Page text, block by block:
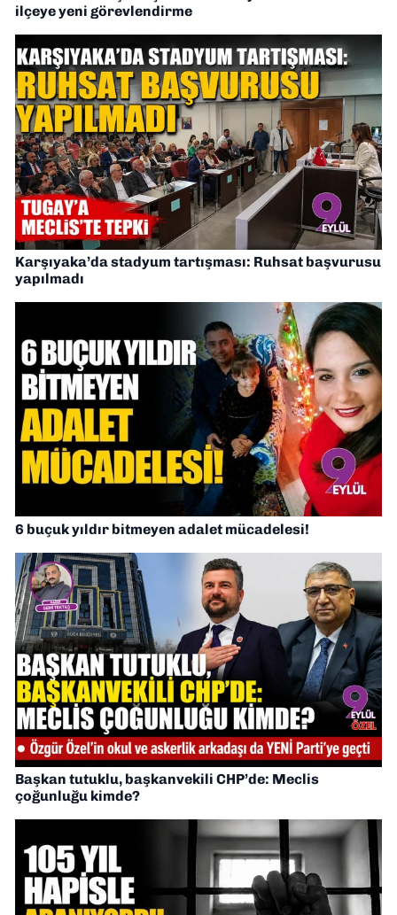
ilçeye yeni görevlendirme
Karşıyaka’da stadyum tartışması: Ruhsat başvurusu
yapılmadı
6 buçuk yıldır bitmeyen adalet mücadelesi!
Başkan tutuklu, başkanvekili CHP’de: Meclis
çoğunluğu kimde?